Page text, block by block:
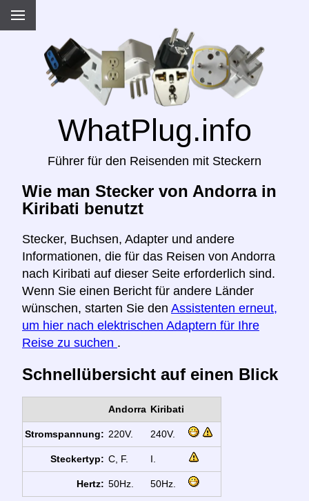
WhatPlug.info
Führer für den Reisenden mit Steckern
Wie man Stecker von Andorra in
Kiribati benutzt
Stecker, Buchsen, Adapter und andere
Informationen, die für das Reisen von Andorra
nach Kiribati auf dieser Seite erforderlich sind.
Wenn Sie einen Bericht für andere Länder
wünschen, starten Sie den Assistenten erneut,
um hier nach elektrischen Adaptern für Ihre
Reise zu suchen .
Schnellübersicht auf einen Blick
Andorra Kiribati
Stromspannung: 220V. 240V.
Steckertyp: C, F. I.
Hertz: 50Hz. 50Hz.